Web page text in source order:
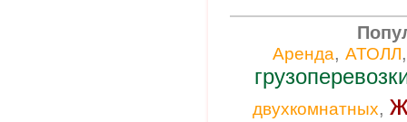
Аренда, АТОЛЛ
двухкомнатных,